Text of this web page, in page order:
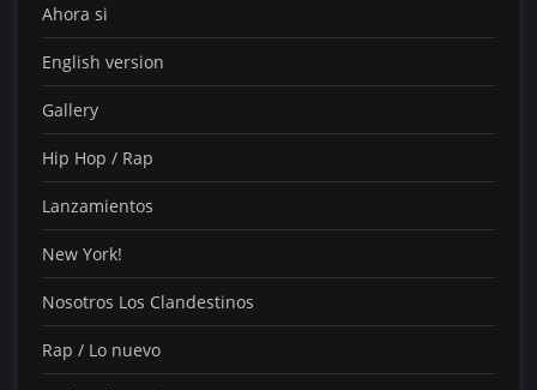
Ahora si
English version
Gallery
Hip Hop / Rap
Lanzamientos
New York!
Nosotros Los Clandestinos
Rap / Lo nuevo